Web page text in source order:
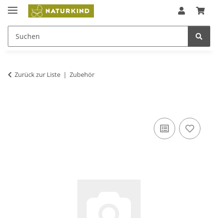
Zurück zur Liste Zubehör